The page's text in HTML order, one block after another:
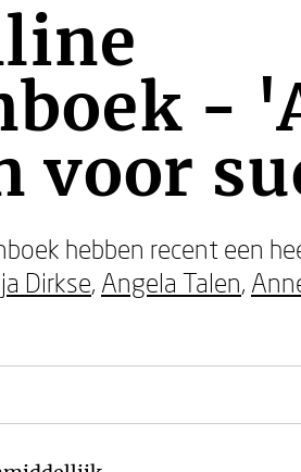
-
voor
hebben recent een
Dirkse, Angela Talen,